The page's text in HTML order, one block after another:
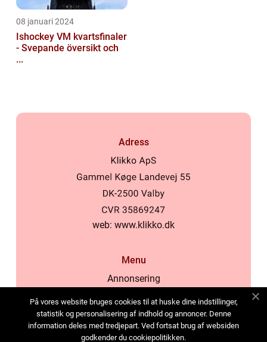
08 januari 2024
Ishockey VM kvartsfinaler
- Svepande översikt och
...
Adress
web: www.klikko.dk
Menu
Annonsering
Cookies
Kontakta oss
På vores website bruges cookies til at huske dine indstillinger,
statistik og personalisering af indhold og annoncer. Denne
information deles med tredjepart. Ved fortsat brug af websiden
godkender du cookiepolitikken.